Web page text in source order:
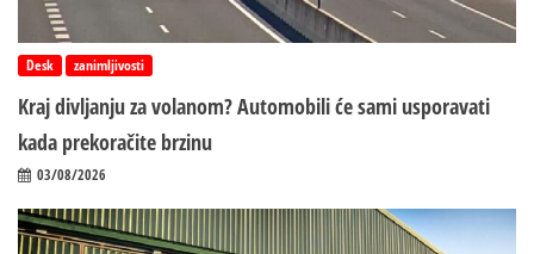
Desk zanimljivosti
Kraj divljanju za volanom? Automobili će sami usporavati
kada prekoračite brzinu
03/08/2026